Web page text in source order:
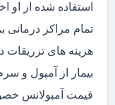
استفاده شده از او
تمام مراکز درمانی
هزینه های
بیمار از آمپول و
قیمت آمبولانس